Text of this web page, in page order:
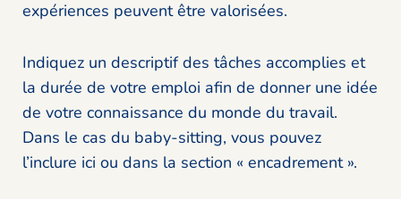
expériences peuvent être valorisées.
Indiquez un descriptif des tâches accomplies et
la durée de votre emploi afin de donner une idée
de votre connaissance du monde du travail.
Dans le cas du baby-sitting, vous pouvez
l’inclure ici ou dans la section « encadrement ».